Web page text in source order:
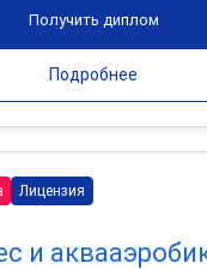
Получить диплом
Подробнее
Лицензия
и